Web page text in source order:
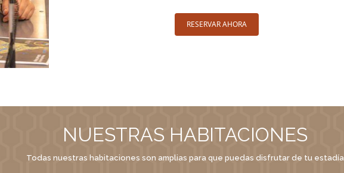
RESERVAR AHORA
NUESTRAS HABITACIONES
Todas nuestras habitaciones son amplias para que puedas disfrutar de tu estadía